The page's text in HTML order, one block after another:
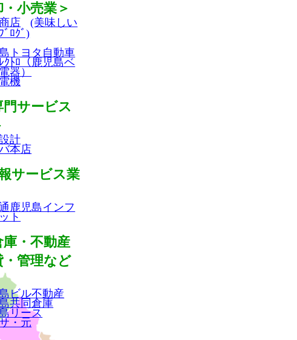
・小売業＞
店
(美味しい
ﾞﾛｸﾞ)
トヨタ自動車
ｸﾄﾛ（鹿児島ベ
器）
機
門サービス
計
本店
サービス業
鹿児島インフ
ト
庫・不動産
・管理など
ビル不動産
共同倉庫
リース
・元